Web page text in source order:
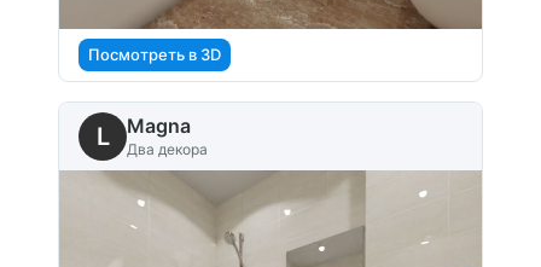
Посмотреть в 3D
L Magna
Два декора